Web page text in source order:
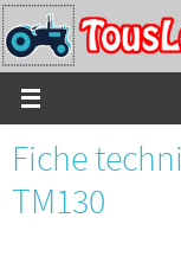
Passer
vers
le
contenu
Fiche
TM130